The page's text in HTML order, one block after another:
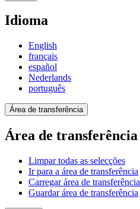
Idioma
English
français
español
Nederlands
português
Área de transferência
Área de transferência
Limpar todas as selecções
Ir para a área de transferência
Carregar área de transferência
Guardar área de transferência